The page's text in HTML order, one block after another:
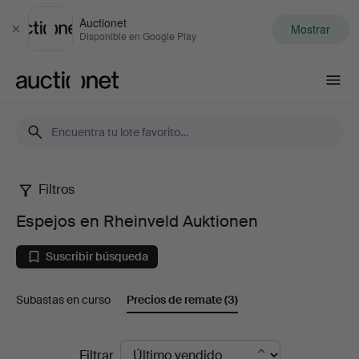
Cerrar
Auctionet
Disponible en Google Play Mostrar
Espejos
en
Rheinveld
Auktionen
Filtros
Espejos en Rheinveld Auktionen
Suscribir búsqueda
Subastas en curso Precios de remate(3)
Filtrar